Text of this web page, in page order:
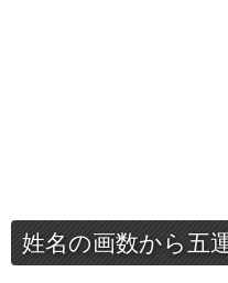
姓名の画数から五